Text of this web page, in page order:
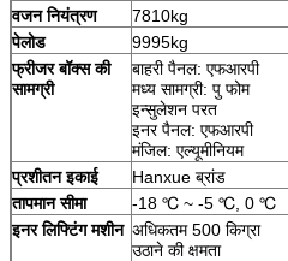
वजन नियंत्रण
7810kg
पेलोड
9995kg
फ्रीजर बॉक्स की
सामग्री
बाहरी पैनल: एफआरपी
मध्य सामग्री: पु फोम
इन्सुलेशन परत
इनर पैनल: एफआरपी
मंजिल: एल्यूमीनियम
प्रशीतन इकाई Hanxue ब्रांड
तापमान सीमा
-18 ℃ ~ -5 ℃, 0 ℃
इनर लिफ्टिंग मशीन अधिकतम 500 किग्रा
उठाने की क्षमता